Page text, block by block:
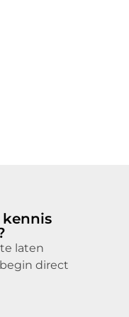
kennis
laten
direct